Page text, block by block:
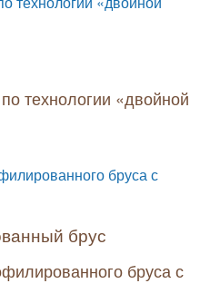
технологии «двойной
брус
бруса с